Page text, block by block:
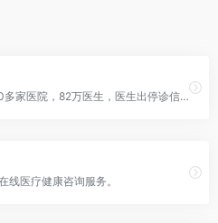
好大夫在线收录全国9000多家医院，82万医生，医生出停诊信息随时在线查询。
线医疗健康咨询服务。